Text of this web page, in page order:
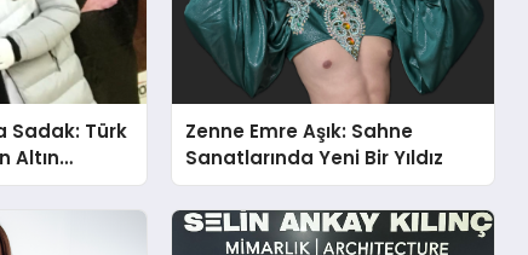
Sadak: Türk
Altın
Zenne Emre Aşık: Sahne
Sanatlarında Yeni Bir Yıldız